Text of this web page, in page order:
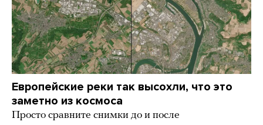
Европейские реки так высохли, что это
заметно из космоса
Просто сравните снимки до и после